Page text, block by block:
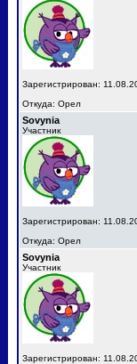
Зарегистрирован:
Откуда: Орел
Sovynia
Участник
Зарегистрирован:
Откуда: Орел
Sovynia
Участник
Зарегистрирован: